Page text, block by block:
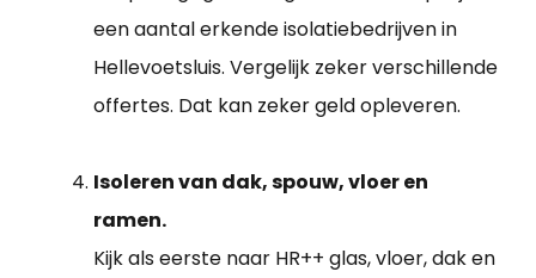
een aantal erkende isolatiebedrijven in
Hellevoetsluis. Vergelijk zeker verschillende
offertes. Dat kan zeker geld opleveren.
Isoleren van dak, spouw, vloer en
ramen.
Kijk als eerste naar HR++ glas, vloer, dak en